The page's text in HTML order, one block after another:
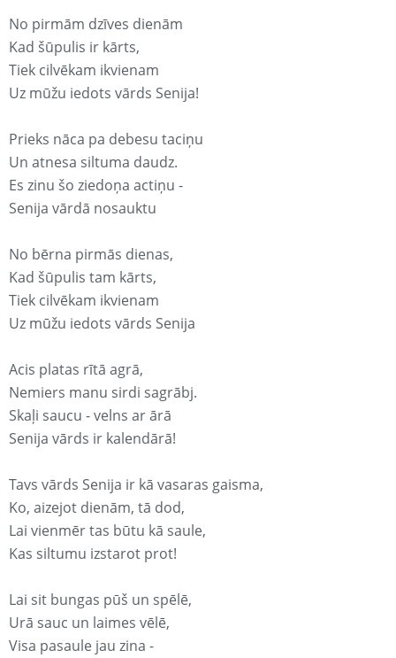
No pirmām dzīves dienām
Kad šūpulis ir kārts,
Tiek cilvēkam ikvienam
Uz mūžu iedots vārds Senija!
Prieks nāca pa debesu taciņu
Un atnesa siltuma daudz.
Es zinu šo ziedoņa actiņu -
Senija vārdā nosauktu
No bērna pirmās dienas,
Kad šūpulis tam kārts,
Tiek cilvēkam ikvienam
Uz mūžu iedots vārds Senija
Acis platas rītā agrā,
Nemiers manu sirdi sagrābj.
Skaļi saucu - velns ar ārā
Senija vārds ir kalendārā!
Tavs vārds Senija ir kā vasaras gaisma,
Ko, aizejot dienām, tā dod,
Lai vienmēr tas būtu kā saule,
Kas siltumu izstarot prot!
Lai sit bungas pūš un spēlē,
Urā sauc un laimes vēlē,
Visa pasaule jau zina -